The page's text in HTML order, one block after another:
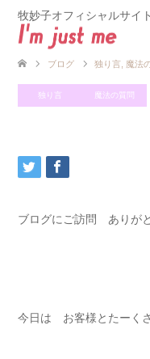
牧妙子オフィシャルサイト
ブログ 独り言 魔法
独り言 魔法の質問
ブログにご訪問 ありが
今日は お客様とたーく